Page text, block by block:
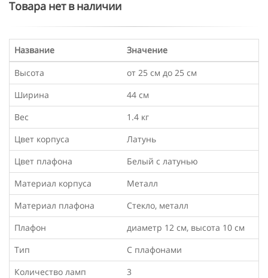
Товара нет в наличии
Название
Значение
Высота
от 25 см до 25 см
Ширина
44 см
Вес
1.4 кг
Цвет корпуса
Латунь
Цвет плафона
Белый с латунью
Материал корпуса
Металл
Материал плафона
Стекло, металл
Плафон
диаметр 12 см, высота 10 см
Тип
С плафонами
Количество ламп
3